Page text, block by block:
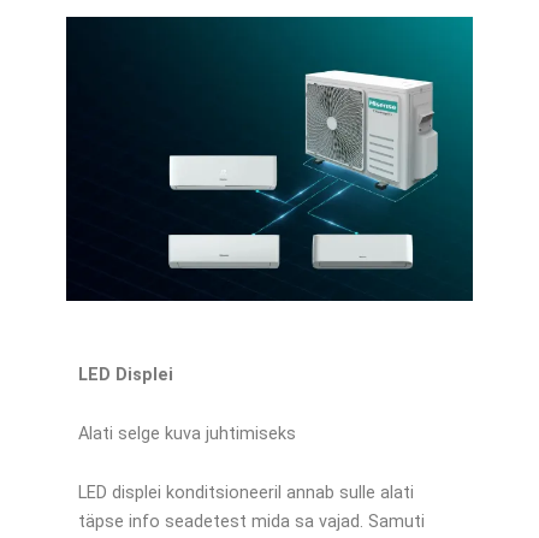
LED Displei
Alati selge kuva juhtimiseks
LED displei konditsioneeril annab sulle alati
täpse info seadetest mida sa vajad. Samuti